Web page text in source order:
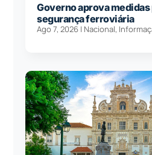
Governo aprova
segurança ferroviária
Ago 7, 2026 | Nacional,